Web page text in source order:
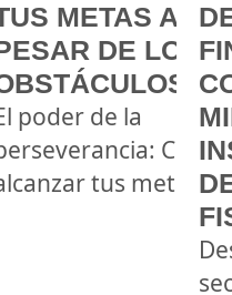
METAS A
DE LOS
poder de la
Cómo
tus metas